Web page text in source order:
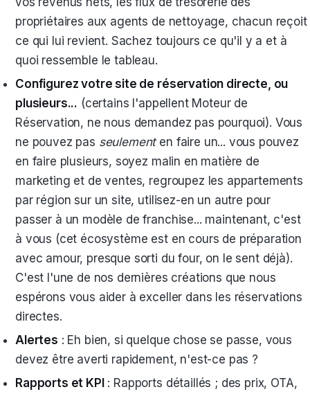
propriétaires aux agents de nettoyage, chacun reçoit
ce qui lui revient. Sachez toujours ce qu'il y a et à
quoi ressemble le tableau.
Configurez votre site de réservation directe, ou
plusieurs... (certains l'appellent Moteur de
Réservation, ne nous demandez pas pourquoi). Vous
ne pouvez pas seulementen faire un... vous pouvez
en faire plusieurs, soyez malin en matière de
marketing et de ventes, regroupez les appartements
par région sur un site, utilisez-en un autre pour
passer à un modèle de franchise... maintenant, c'est
à vous (cet écosystème est en cours de préparation
avec amour, presque sorti du four, on le sent déjà).
C'est l'une de nos dernières créations que nous
espérons vous aider à exceller dans les réservations
directes.
Alertes : Eh bien, si quelque chose se passe, vous
devez être averti rapidement, n'est-ce pas ?
Rapports et KPI: Rapports détaillés ; des prix, OTA,